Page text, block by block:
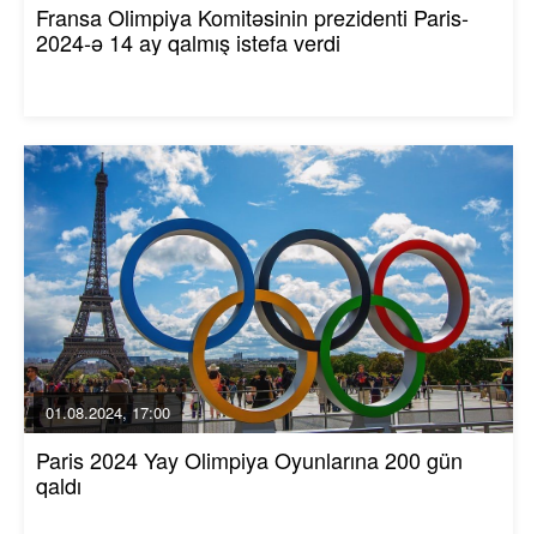
Fransa Olimpiya Komitəsinin prezidenti Paris-
2024-ə 14 ay qalmış istefa verdi
01.08.2024, 17:00
Paris 2024 Yay Olimpiya Oyunlarına 200 gün
qaldı